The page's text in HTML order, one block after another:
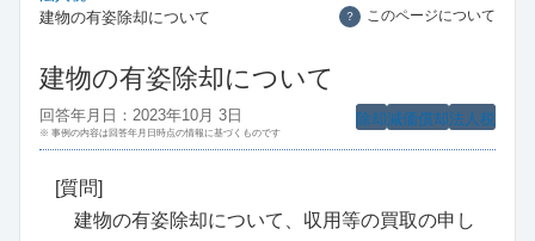
建物の有姿除却について
？ このページについて
建物の有姿除却について
法人税
減価償却
除却
回答年月日：2023年10月 3日
※ 事例の内容は回答年月日時点の情報に基づくものです
[質問]
建物の有姿除却について、収用等の買取の申し